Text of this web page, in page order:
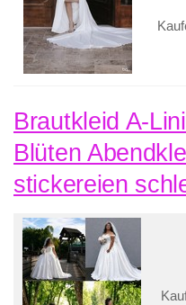
Brautkleid A-
Blüten
stickereien